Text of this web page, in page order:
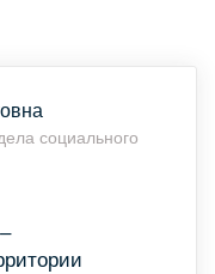
социального